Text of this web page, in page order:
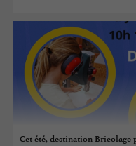
Cet été, destination Bricolage